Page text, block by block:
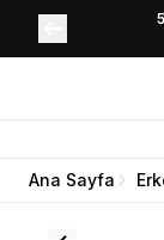
Ana Sayfa